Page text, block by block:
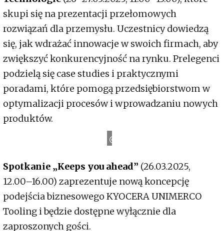
skupi się na prezentacji przełomowych
rozwiązań dla przemysłu. Uczestnicy dowiedzą
się, jak wdrażać innowacje w swoich firmach, aby
zwiększyć konkurencyjność na rynku. Prelegenci
podzielą się case studies i praktycznymi
poradami, które pomogą przedsiębiorstwom w
optymalizacji procesów i wprowadzaniu nowych
produktów.
Spotkanie „Keeps you ahead” (26.03.2025,
12.00–16.00) zaprezentuje nową koncepcję
podejścia biznesowego KYOCERA UNIMERCO
Tooling i będzie dostępne wyłącznie dla
zaproszonych gości.